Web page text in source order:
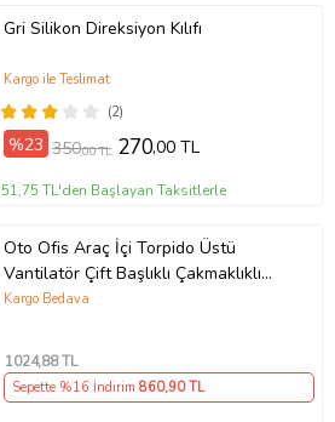
Gri Silikon Direksiyon Kılıfı
(2)
Kargo ile Teslimat
%23 350,00 TL 270,00 TL
51,75 TL'den Başlayan Taksitlerle
Oto Ofis Araç İçi Torpido Üstü
Vantilatör Çift Başlıklı Çakmaklıklı
Soğutucu Fan 360° Dönebilen 12V
Kargo Bedava
1024,88 TL
Sepette %16 İndirim 860,90 TL